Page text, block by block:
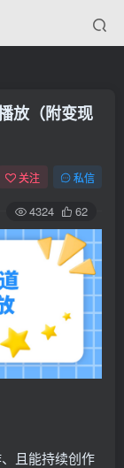
放（附变现
关注 私信
4324 62
且能持续创作